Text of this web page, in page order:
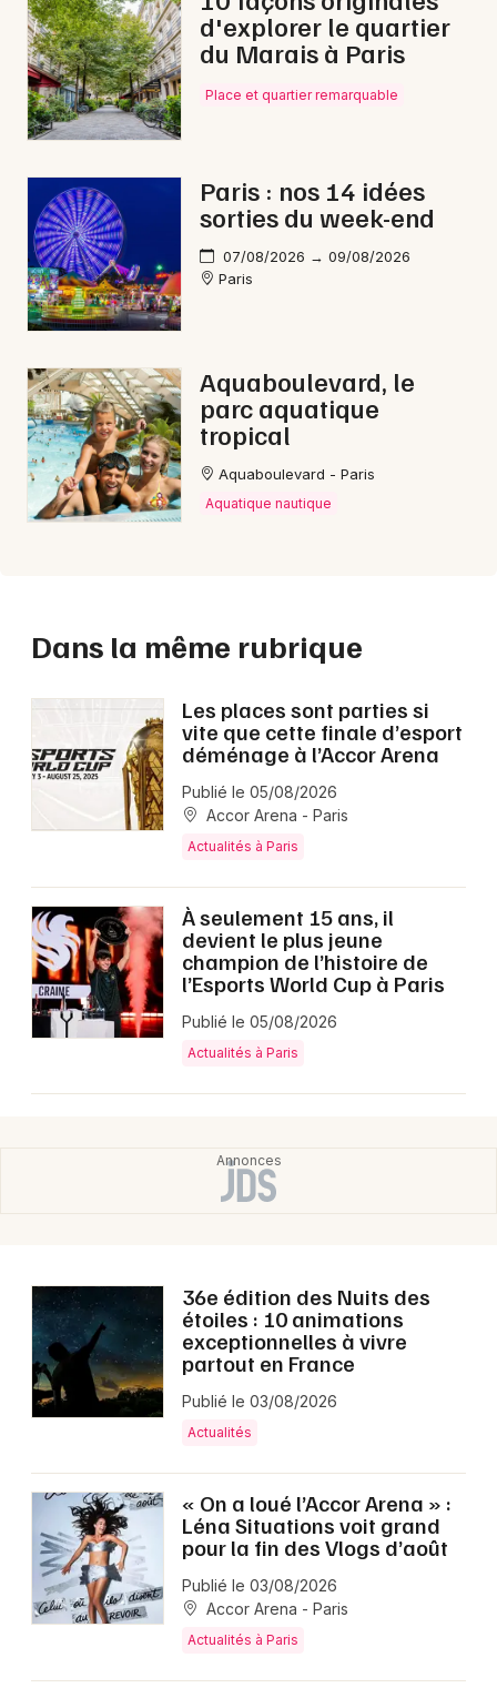
d'explorer le quartier
du Marais à Paris
Place et quartier remarquable
Paris : nos 14 idées
sorties du week-end
07/08/2026 → 09/08/2026
Paris
Aquaboulevard, le
parc aquatique
tropical
Aquaboulevard - Paris
Aquatique nautique
Dans la même rubrique
Les places sont parties si
vite que cette finale d’esport
déménage à l’Accor Arena
Publié le 05/08/2026
Accor Arena - Paris
Actualités à Paris
À seulement 15 ans, il
devient le plus jeune
champion de l’histoire de
l’Esports World Cup à Paris
Publié le 05/08/2026
Actualités à Paris
36e édition des Nuits des
étoiles : 10 animations
exceptionnelles à vivre
partout en France
Publié le 03/08/2026
Actualités
« On a loué l’Accor Arena » :
Léna Situations voit grand
pour la fin des Vlogs d’août
Publié le 03/08/2026
Accor Arena - Paris
Actualités à Paris